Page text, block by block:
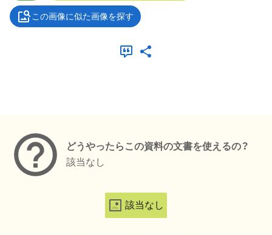
この画像に似た画像を探す
どうやったらこの資料の文書を使えるの？
該当なし
該当なし